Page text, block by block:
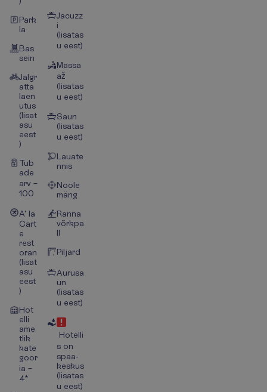
Park
la
Bas
sein
Jalgr
atta
laen
utus
(lisat
asu
eest
)
Tub
ade
arv –
100
A' la
Cart
e
rest
oran
(lisat
asu
eest
)
Hot
elli
ame
tlik
kate
goor
ia –
4*
Jacuzz
i
(lisatas
u eest)
Massa
až
(lisatas
u eest)
Saun
(lisatas
u eest)
Lauate
nnis
Noole
mäng
Ranna
võrkpa
ll
Piljard
Aurusa
un
(lisatas
u eest)
Hotelli
s on
spaa-
keskus
(lisatas
u eest)